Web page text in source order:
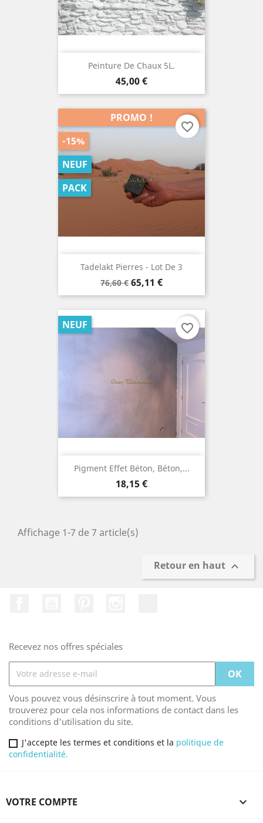
Peinture De Chaux 5L.
Prix
45,00 €
Tadelakt Pierres - Lot De 3
Prix
de
76,60 € Prix
65,11 €
PROMO !
-15%
NEUF
PACK
favorite_border
Pigment Effet Béton, Béton,...
Prix
18,15 €
NEUF favorite_border
Affichage 1-7 de 7 article(s)
Retour en haut 
Recevez nos offres spéciales
Vous pouvez vous désinscrire à tout moment. Vous
trouverez pour cela nos informations de contact dans les
conditions d'utilisation du site.
J'accepte les termes et conditions et la politique de
confidentialité.
VOTRE COMPTE 